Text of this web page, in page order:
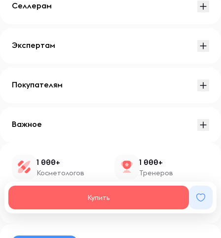
Купить
Селлерам
Экспертам
Покупателям
Важное
1 000+
Косметологов
1 000+
Тренеров